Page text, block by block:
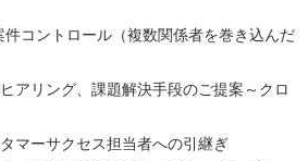
件コントロール（複数関係者を巻き込んだ
アリング、課題解決手段のご提案～クロ
マーサクセス担当者への引継ぎ